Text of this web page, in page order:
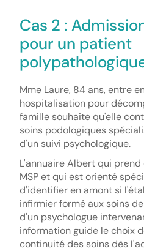
Cas 2 :
pour un patient
Mme Laure, 84 ans, entre
hospitalisation pour
famille souhaite qu'elle
soins podologiques
d'un suivi psychologique.
L'annuaire Albert qui prend
MSP et qui est orienté
d'identifier en amont si
infirmier formé aux soins
d'un psychologue
information guide le choix
continuité des soins dès